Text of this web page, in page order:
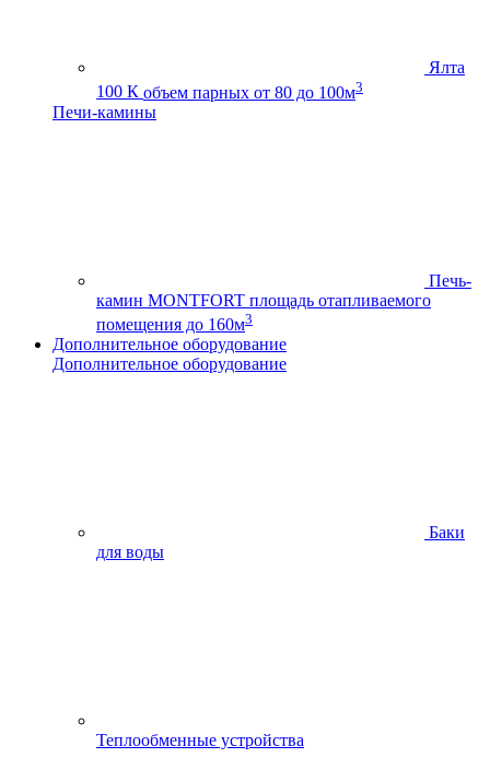
Ялта
100 К объем парных от 80 до 100м3
Печи-камины
Печь-
камин MONTFORT площадь отапливаемого
помещения до 160м3
Дополнительное оборудование
Дополнительное оборудование
Баки
для воды
Теплообменные устройства